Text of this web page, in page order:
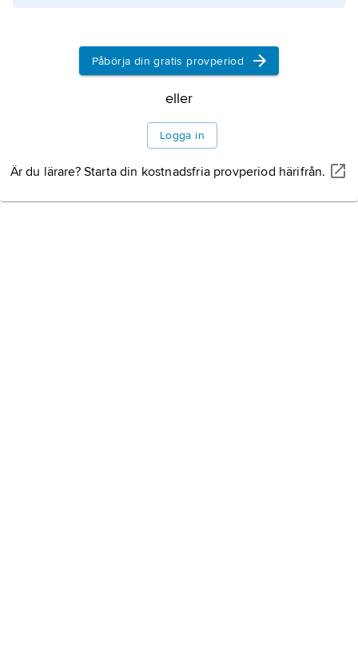
Påbörja din gratis provperiod
eller
Logga in
Är du lärare? Starta din kostnadsfria provperiod härifrån.